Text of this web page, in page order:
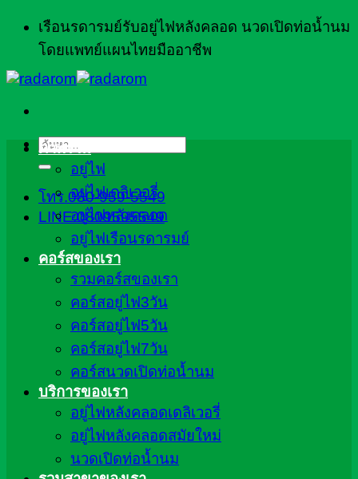
ข้าม
ยัง
เรือนรดารมย์รับอยู่ไฟหลังคลอด นวดเปิดท่อน้ำนม
โดยแพทย์แผนไทยมืออาชีพ
ค้นหา:
โทร.080-959-5549
LINE:0809595549
ภาพรวม
อยู่ไฟ
อยู่ไฟเดลิเวอรี่
อยู่ไฟหลังคลอด
อยู่ไฟเรือนรดารมย์
คอร์สของเรา
รวมคอร์สของเรา
คอร์สอยู่ไฟ3วัน
คอร์สอยู่ไฟ5วัน
คอร์สอยู่ไฟ7วัน
คอร์สนวดเปิดท่อน้ำนม
บริการของเรา
อยู่ไฟหลังคลอดเดลิเวอรี่
อยู่ไฟหลังคลอดสมัยใหม่
นวดเปิดท่อน้ำนม